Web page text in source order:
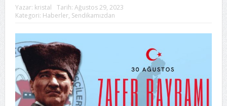
Yazar: kristal Tarih: Ağustos 29, 2023
Kategori: Haberler, Sendikamızdan